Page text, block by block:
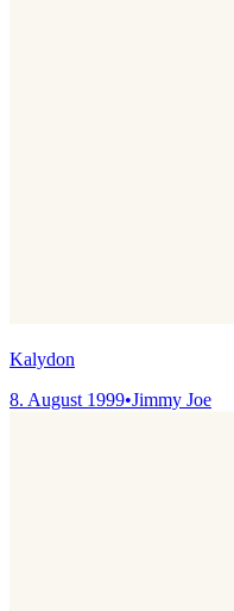
Kalydon
8. August 1999•Jimmy Joe